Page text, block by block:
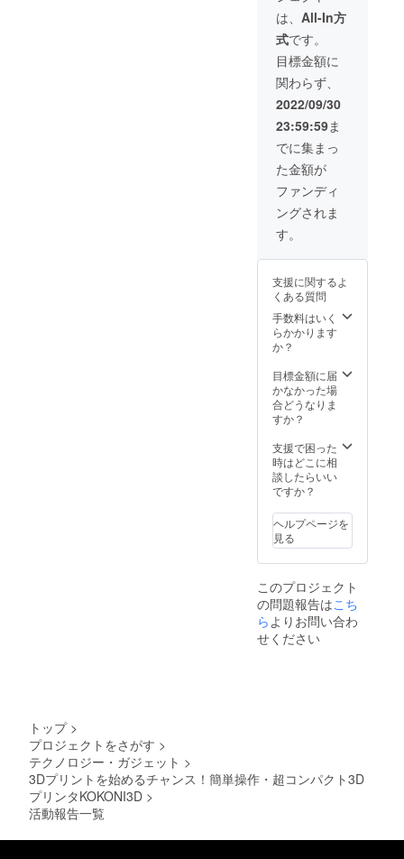
等の場合は通常よりお日に
ちを要する場合がございま
す。お手元に商品が届くま
で今しばらくお待ちくださ
いませ。どうぞよろしくお
給状
況、製
造工程
上の都
合等に
より出
荷時期
る場合
があり
ます。
より下
がる可
能性も
ござい
ます。
※デザイ
ン・仕
様は変
更にな
る可能
性もご
ざいま
す。ご
了承く
ださ
状況、
使用部
材の供
給状
況、製
造工程
より出
荷時期
が遅れ
ます。
ロール
入り）
・ピン
セット
・電源
アダプ
タ ・取
扱説明
書 ※皆
様のご
支援に
より量
産効率
が向上
した場
価格が
定価格
より下
がる可
能性も
ござい
※デザイ
ン・仕
様は変
更にな
性もご
ざいま
す。ご
了承く
い。 ※
ご注文
状況、
使用部
給状
況、製
造工程
上の都
合等に
は、 All-In方
式です。
目標金額に
関わらず、
2022/09/30
23:59:59ま
でに集まっ
た金額が
ファンディ
ングされま
す。
支援に関するよ
くある質問
手数料はいく
らかかります
か？
目標金額に届
かなかった場
合どうなりま
すか？
支援で困った
時はどこに相
談したらいい
ですか？
ヘルプページを
見る
このプロジェクト
の問題報告はこち
ら よりお問い合わ
せください
トップ >
プロジェクトをさがす >
テクノロジー・ガジェット >
3Dプリントを始めるチャンス！簡単操作・超コンパクト3D
プリンタKOKONI3D >
活動報告一覧